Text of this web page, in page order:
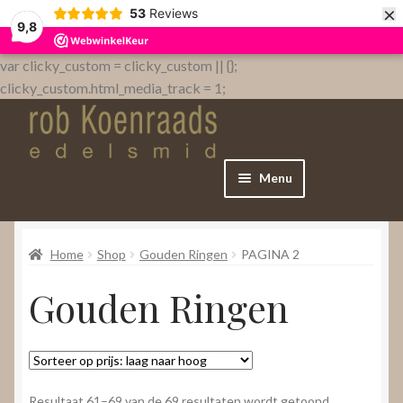
9,8
53 Reviews ×
var clicky_custom = clicky_custom || {};
clicky_custom.html_media_track = 1;
Menu
Home
Over
Contact
Home Shop Gouden Ringen PAGINA 2
Gouden Ringen